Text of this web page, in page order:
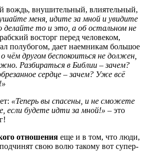
вождь, внушительный, влиятельный,
меня, идите за мной и увидите
делайте то и это, а об остальном не
восторг перед человеком,
полубогом, дает наемникам большое
чём другом беспокоиться не должен,
Разбираться в Библии – зачем?
сердце – зачем? Уже всё
«Теперь вы спасены, и не сможете
если будете идти за мной!» – это
отношения еще и в том, что люди,
свою волю такому вот супер-